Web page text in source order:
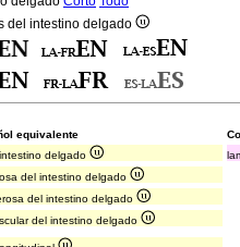
del intestino delgado
equivalente
delgado
del intestino delgado
del intestino delgado
del intestino delgado